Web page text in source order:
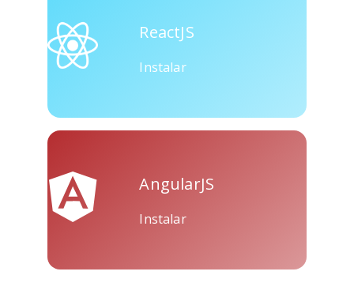
Skype
Mail
ReactJS
Instalar
AngularJS
Instalar